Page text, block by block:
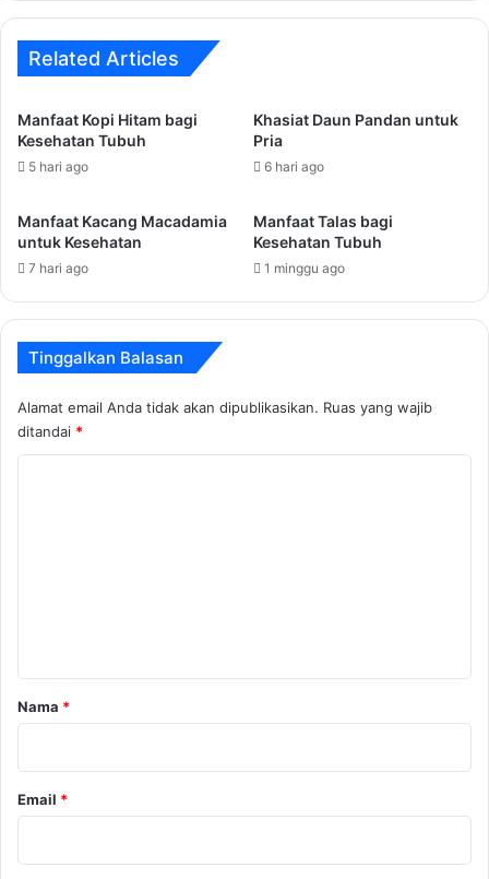
Related Articles
Manfaat Kopi Hitam bagi
Kesehatan Tubuh
5 hari ago
Khasiat Daun Pandan untuk
Pria
6 hari ago
Manfaat Kacang Macadamia
untuk Kesehatan
7 hari ago
Manfaat Talas bagi
Kesehatan Tubuh
1 minggu ago
Tinggalkan Balasan
Alamat email Anda tidak akan dipublikasikan. Ruas yang wajib
ditandai *
r
Nama *
Email *